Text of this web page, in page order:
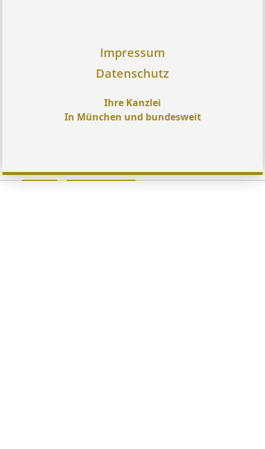
Impressum
Datenschutz
Ihre Kanzlei
In München und bundesweit